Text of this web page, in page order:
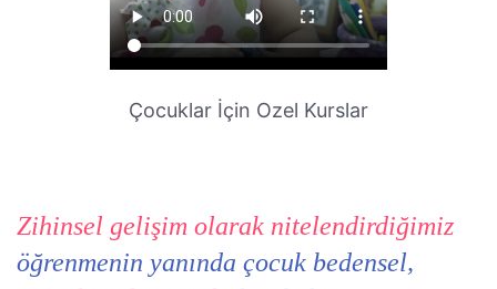
Çocuklar İçin Ozel Kurslar
Zihinsel gelişim olarak nitelendirdiğimiz
öğrenmenin yanında çocuk bedensel,